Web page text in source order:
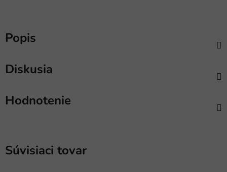
Popis
Diskusia
Hodnotenie
Súvisiaci tovar